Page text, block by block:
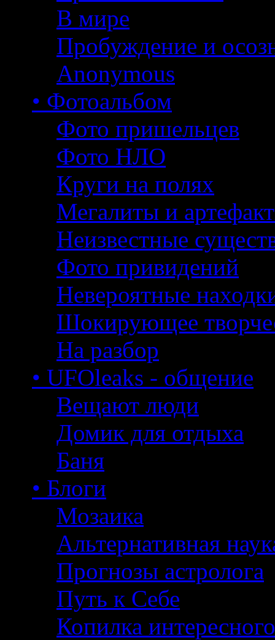
В мире
Пробуждение и
Anonymous
• Фотоальбом
Фото пришельцев
Фото НЛО
Круги на полях
Мегалиты и
Неизвестные
Фото привидений
Невероятные
Шокирующее
На разбор
• UFOleaks - общение
Вещают люди
Домик для отдыха
Баня
• Блоги
Мозаика
Альтернативная
Прогнозы астролога
Путь к Себе
Копилка интересного